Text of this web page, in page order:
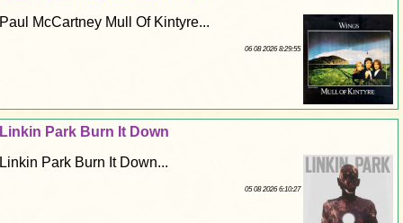
Paul McCartney Mull Of Kintyre...
06 08 2026 8:29:55
Linkin Park Burn It Down
Linkin Park Burn It Down...
05 08 2026 6:10:27